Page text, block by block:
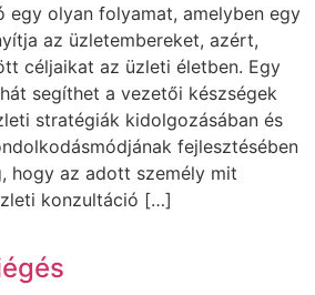
egy olyan folyamat, amelyben egy
az üzletembereket, azért,
céljaikat az üzleti életben. Egy
segíthet a vezetői készségek
stratégiák kidolgozásában és
fejlesztésében
hogy az adott személy mit
konzultáció […]